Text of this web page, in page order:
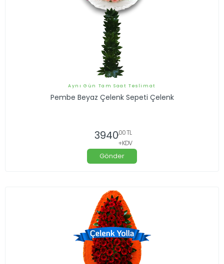
Aynı Gün Tam Saat Teslimat
Pembe Beyaz Çelenk Sepeti Çelenk
3940,00 TL
+KDV
Gönder